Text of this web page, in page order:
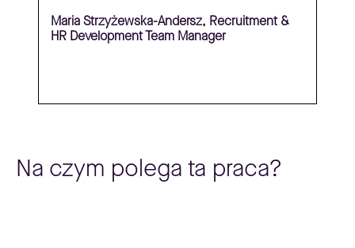
Maria Strzyżewska-Andersz, Recruitment &
HR Development Team Manager
Na czym polega ta praca?